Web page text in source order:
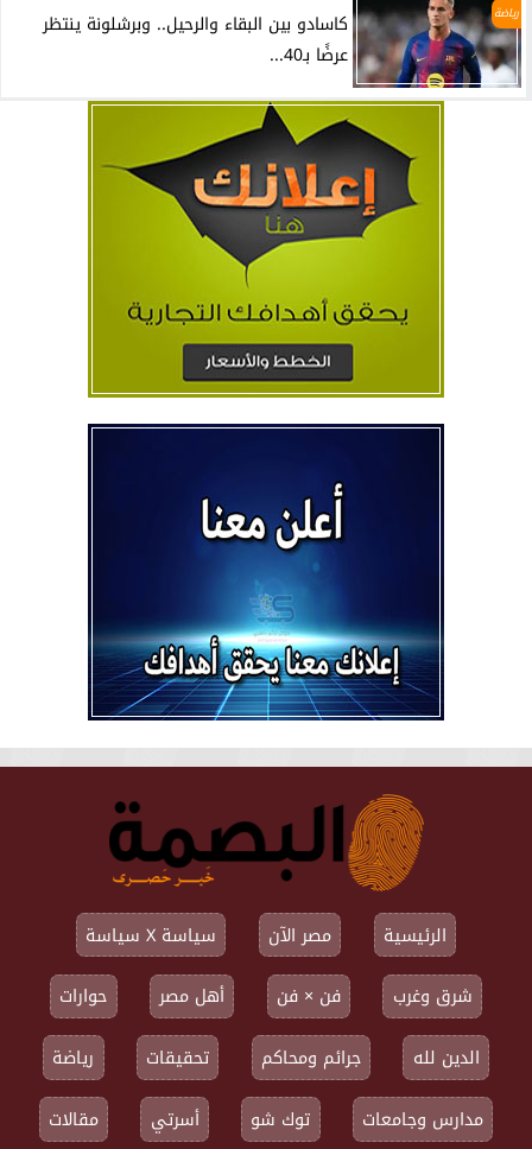
رياضة
كاسادو بين البقاء والرحيل.. وبرشلونة ينتظر
عرضًا بـ40...
الرئيسية مصر الآن
سياسة X سياسة
شرق وغرب
فن × فن أهل مصر
حوارات
الدين لله
جرائم ومحاكم تحقيقات
رياضة
مدارس وجامعات
توك شو أسرتي مقالات